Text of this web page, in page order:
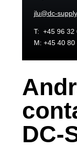
jlu@dc-
T: +45 96 32
M: +45 40 80
DC-